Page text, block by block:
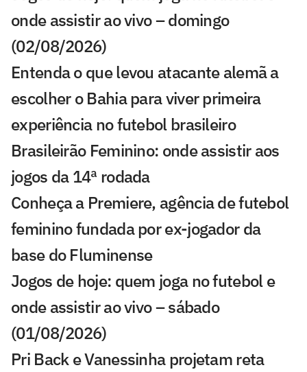
onde assistir ao vivo – domingo
(02/08/2026)
Entenda o que levou atacante alemã a
escolher o Bahia para viver primeira
experiência no futebol brasileiro
Brasileirão Feminino: onde assistir aos
jogos da 14ª rodada
Conheça a Premiere, agência de futebol
feminino fundada por ex-jogador da
base do Fluminense
Jogos de hoje: quem joga no futebol e
onde assistir ao vivo – sábado
(01/08/2026)
Pri Back e Vanessinha projetam reta